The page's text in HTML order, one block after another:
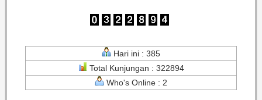
Hari ini : 385
Total Kunjungan : 322894
Who's Online : 2